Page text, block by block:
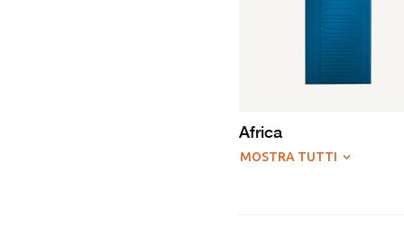
Africa
MOSTRA TUTTI